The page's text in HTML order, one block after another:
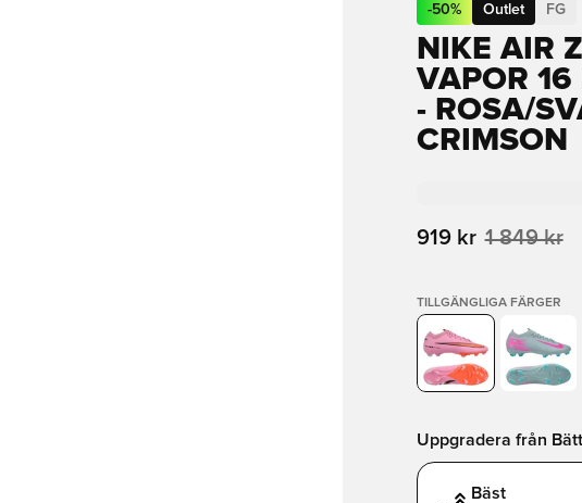
-50% Outlet FG
NIKE AIR
VAPOR 16
- ROSA/
CRIMSON
919 kr 1 849 kr
TILLGÄNGLIGA FÄRGER
Uppgradera från
Bäst